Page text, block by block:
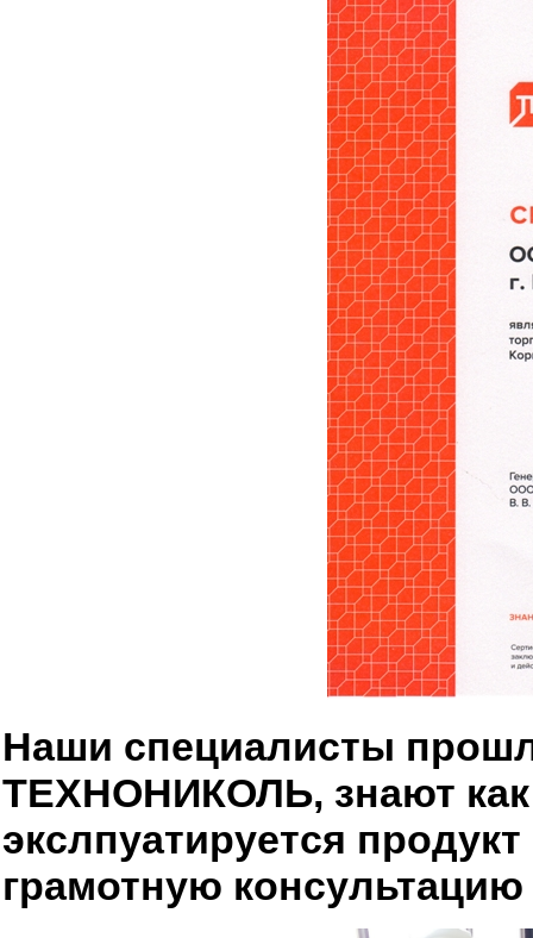
Наши специалисты
ТЕХНОНИКОЛЬ, знают как
экслпуатируется
грамотную